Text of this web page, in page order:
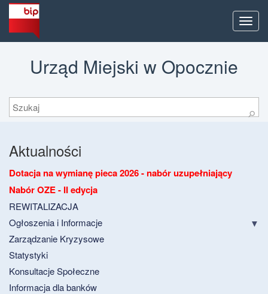
Menu
Urząd Miejski w Opocznie
Szukaj
⚲
Aktualności
Dotacja na wymianę pieca 2026 - nabór uzupełniający
Nabór OZE - II edycja
REWITALIZACJA
Ogłoszenia i Informacje
Zarządzanie Kryzysowe
Statystyki
Konsultacje Społeczne
Informacja dla banków